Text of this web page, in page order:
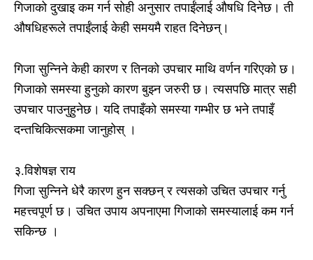
गिजाको दुखाइ कम गर्न सोही अनुसार तपाईंलाई औषधि दिनेछ। ती
औषधिहरूले तपाईंलाई केही समयमै राहत दिनेछन्।
गिजा सुन्निने केही कारण र तिनको उपचार माथि वर्णन गरिएको छ।
गिजाको समस्या हुनुको कारण बुझ्न जरुरी छ। त्यसपछि मात्र सही
उपचार पाउनुहुनेछ। यदि तपाइँको समस्या गम्भीर छ भने तपाइँ
दन्तचिकित्सकमा जानुहोस् ।
३.विशेषज्ञ राय
गिजा सुन्निने धेरै कारण हुन सक्छन् र त्यसको उचित उपचार गर्नु
महत्त्वपूर्ण छ। उचित उपाय अपनाएमा गिजाको समस्यालाई कम गर्न
सकिन्छ ।